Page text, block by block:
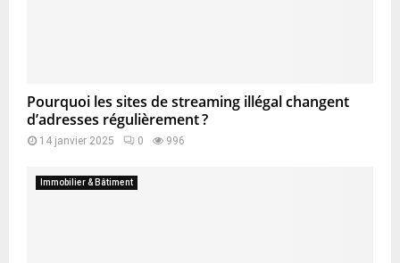
Pourquoi les sites de streaming illégal changent
d’adresses régulièrement ?
14 janvier 2025 0 996
Immobilier & Bâtiment